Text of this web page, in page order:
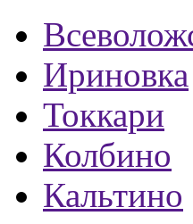
Ириновка
Токкари
Колбино
Кальтино